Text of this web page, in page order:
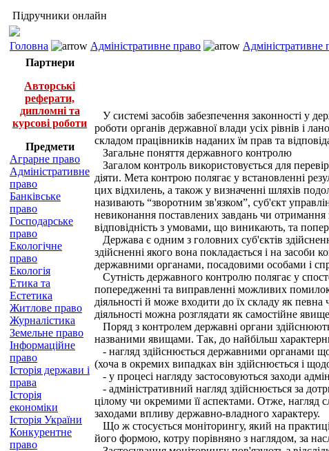
Підручники онлайн
Головна Адміністративне право
Партнери
Авторські
реферати,
дипломні та
курсові роботи
Предмети
Аграрне право
Адміністративне
право
Банківське
право
Господарське
право
Екологічне
право
Екологія
Етика та
Естетика
Житлове право
Журналістика
Земельне право
Інформаційне
право
Історія держави і
права
Історія
економіки
Історія України
Конкурентне
право
У системі засобів забезпечення законності у
роботи органів державної влади усіх рівнів і
складом працівників наданих їм прав та
Загальне поняття державного контролю
Загалом контроль використовується для
діяти. Мета контрою полягає у встановленні
цих відхилень, а також у визначенні шляхів
називають “зворотним зв'язком”, суб'єкт
невиконання поставлених завдань чи
відповідність з умовами, що виникають, та
Держава є одним з головних суб'єктів
здійсненні якого вона покладається і на
державними органами, посадовими особами і
Сутність державного контролю полягає у
попередженні та виправленні можливих
діяльності й може входити до їх складу як
діяльності можна розглядати як самостійне
Поряд з контролем державні органи здійснюють
названими явищами. Так, до найбільш
- нагляд здійснюється державними органами
(хоча в окремих випадках він здійснюється і
- у процесі нагляду застосовуються заходи
- адміністративний нагляд здійснюється за
цілому чи окремими її аспектами. Отже, нагляд
заходами впливу державно-владного характеру.
Що ж стосується моніторингу, який на
його формою, котру порівняно з наглядом, за